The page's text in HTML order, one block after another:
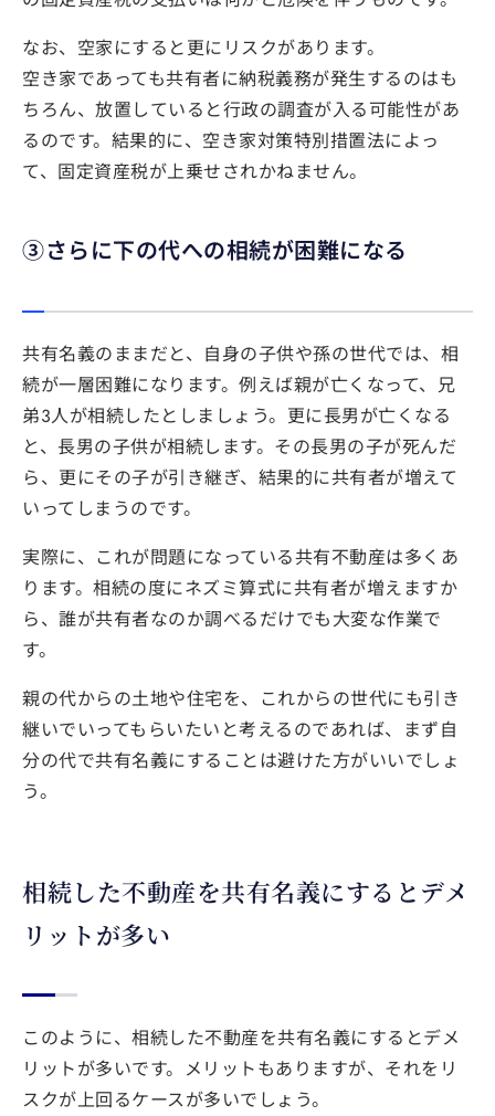
なお、空家にすると更にリスクがあります。
空き家であっても共有者に納税義務が発生するのはも
ちろん、放置していると行政の調査が入る可能性があ
るのです。結果的に、空き家対策特別措置法によっ
て、固定資産税が上乗せされかねません。
③さらに下の代への相続が困難になる
共有名義のままだと、自身の子供や孫の世代では、相
続が一層困難になります。例えば親が亡くなって、兄
弟3人が相続したとしましょう。更に長男が亡くなる
と、長男の子供が相続します。その長男の子が死んだ
ら、更にその子が引き継ぎ、結果的に共有者が増えて
いってしまうのです。
実際に、これが問題になっている共有不動産は多くあ
ります。相続の度にネズミ算式に共有者が増えますか
ら、誰が共有者なのか調べるだけでも大変な作業で
す。
親の代からの土地や住宅を、これからの世代にも引き
継いでいってもらいたいと考えるのであれば、まず自
分の代で共有名義にすることは避けた方がいいでしょ
う。
相続した不動産を共有名義にするとデメ
リットが多い
このように、相続した不動産を共有名義にするとデメ
リットが多いです。メリットもありますが、それをリ
スクが上回るケースが多いでしょう。